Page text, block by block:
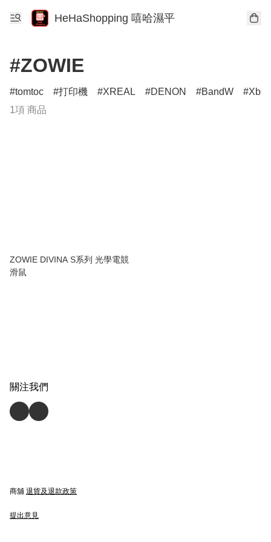
HeHaShopping 嘻哈濕平
#ZOWIE
tomtoc 打印機 XREAL DENON BandW
Xbox
1項 商品
ZOWIE DIVINA S系列 光學電競
滑鼠
關注我們
商舖 退貨及退款政策
提出意見